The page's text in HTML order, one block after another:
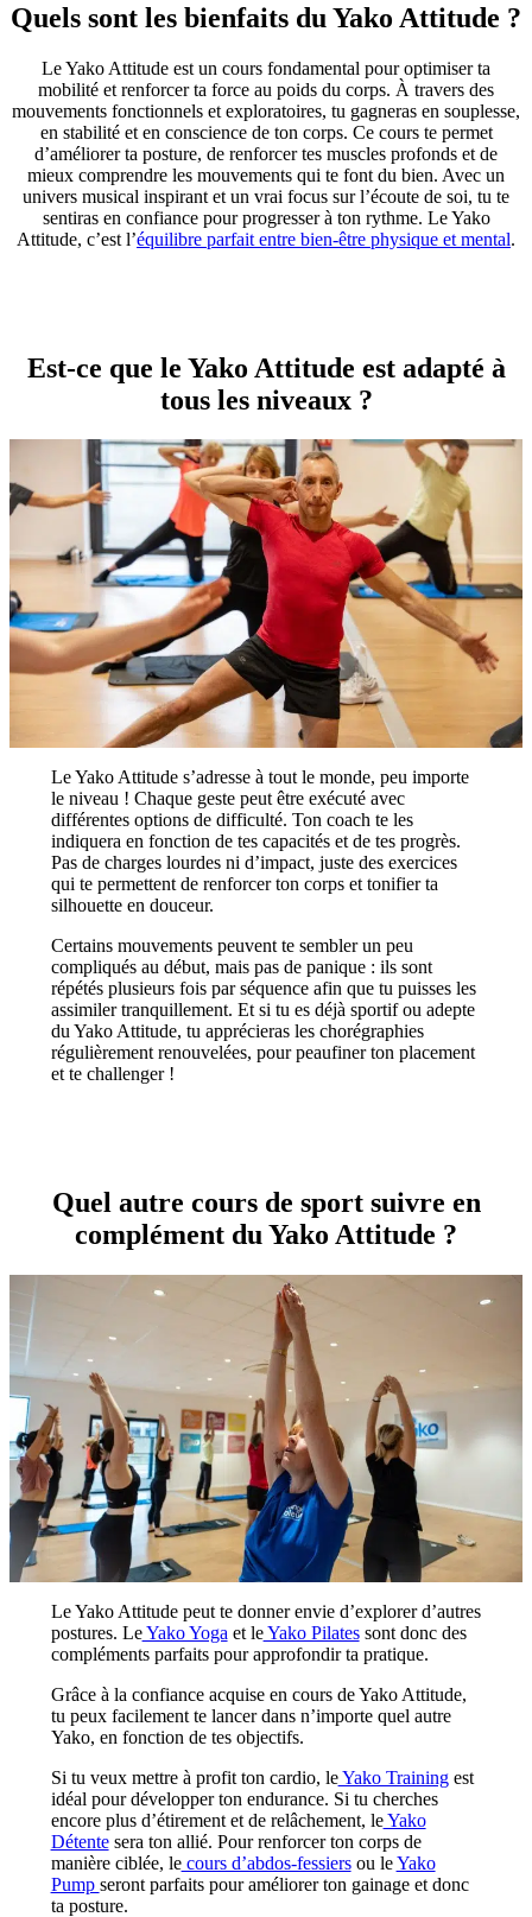
Quels sont les bienfaits du Yako Attitude ?
Le Yako Attitude est un cours fondamental pour optimiser ta
mobilité et renforcer ta force au poids du corps. À travers des
mouvements fonctionnels et exploratoires, tu gagneras en souplesse,
en stabilité et en conscience de ton corps. Ce cours te permet
d’améliorer ta posture, de renforcer tes muscles profonds et de
mieux comprendre les mouvements qui te font du bien. Avec un
univers musical inspirant et un vrai focus sur l’écoute de soi, tu te
sentiras en confiance pour progresser à ton rythme. Le Yako
Attitude, c’est l’équilibre parfait entre bien-être physique et mental.
Est-ce que le Yako Attitude est adapté à
tous les niveaux ?
Le Yako Attitude s’adresse à tout le monde, peu importe
le niveau ! Chaque geste peut être exécuté avec
différentes options de difficulté. Ton coach te les
indiquera en fonction de tes capacités et de tes progrès.
Pas de charges lourdes ni d’impact, juste des exercices
qui te permettent de renforcer ton corps et tonifier ta
silhouette en douceur.
Certains mouvements peuvent te sembler un peu
compliqués au début, mais pas de panique : ils sont
répétés plusieurs fois par séquence afin que tu puisses les
assimiler tranquillement. Et si tu es déjà sportif ou adepte
du Yako Attitude, tu apprécieras les chorégraphies
régulièrement renouvelées, pour peaufiner ton placement
et te challenger !
Quel autre cours de sport suivre en
complément du Yako Attitude ?
Le Yako Attitude peut te donner envie d’explorer d’autres
postures. LeYako Yoga et leYako Pilatessont donc des
compléments parfaits pour approfondir ta pratique.
Grâce à la confiance acquise en cours de Yako Attitude,
tu peux facilement te lancer dans n’importe quel autre
Yako, en fonction de tes objectifs.
Si tu veux mettre à profit ton cardio, leYako Trainingest
idéal pour développer ton endurance. Si tu cherches
encore plus d’étirement et de relâchement, leYako
Détentesera ton allié. Pour renforcer ton corps de
manière ciblée, lecours d’abdos-fessiersou leYako
Pump seront parfaits pour améliorer ton gainage et donc
ta posture.